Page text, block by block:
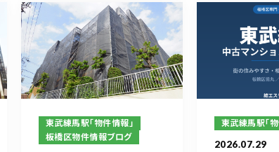
東武練馬駅「物件情報」
板橋区物件情報ブログ
東武練馬駅「
2026.07.29